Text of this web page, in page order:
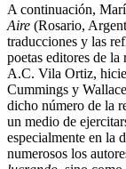
A continuación,
Aire (Rosario,
traducciones y las
poetas editores de
A.C. Vila Ortiz,
Cummings y
dicho número de la
un medio de
especialmente en la
numerosos los